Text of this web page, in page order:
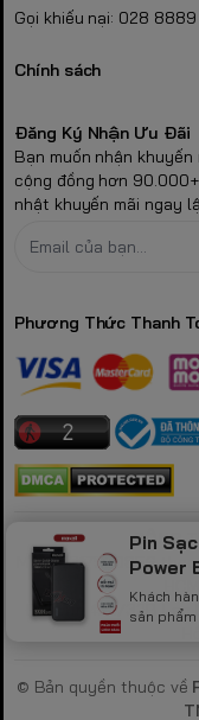
Gọi khiếu nại: 028
Chính sách
Đăng Ký Nhận Ưu Đãi
Bạn muốn nhận
cộng đồng hơn
nhật khuyến mãi ngay
Phương Thức Thanh
CÔNG
MST: 0317530856
Địa chỉ: 423/32B Lạc
© Bản quyền thuộc về
Pin
Power
Chính
Khách
sản